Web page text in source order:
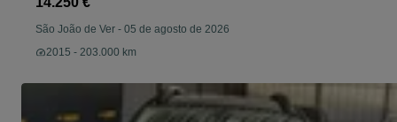
São João de Ver - 05 de agosto de 2026
2015 - 203.000 km